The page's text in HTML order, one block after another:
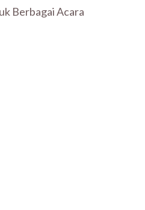
Berbagai Acara